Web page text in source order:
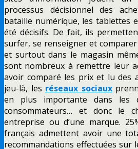
processus décisionnel des
bataille numérique, les tablettes
été décisifs. De fait, ils
surfer, se renseigner et
et surtout dans le magasin
sont nombreux à remettre leur
avoir comparé les prix et lu des
jeu-là, les réseaux sociaux
en plus importante dans les
consommateurs… et donc le
entreprise ou d’une marque.
français admettent avoir une
recommandations effectuées sur